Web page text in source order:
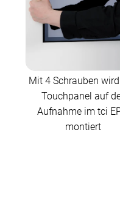
Mit 4 Schrauben
Touchpanel auf
Aufnahme im tci
montiert